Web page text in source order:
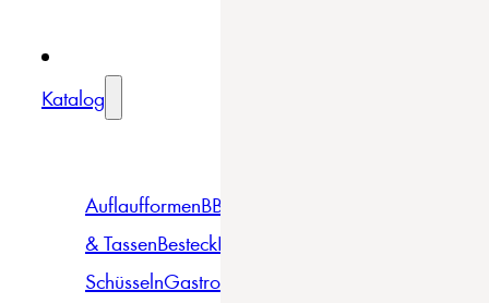
Katalog
AuflaufformenBBQ
& TassenBesteckBowls &
SchüsselnGastro